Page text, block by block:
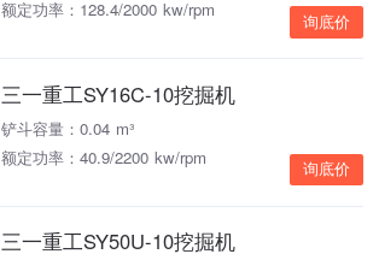
额定功率：128.4/2000 kw/rpm
询底价
三一重工SY16C-10挖掘机
铲斗容量：0.04 m³
额定功率：40.9/2200 kw/rpm
询底价
三一重工SY50U-10挖掘机